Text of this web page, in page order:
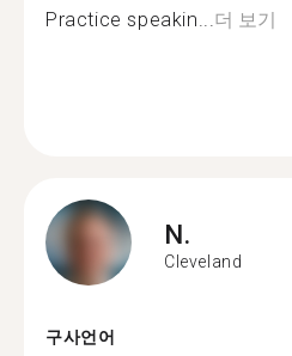
Practice speakin...더 보기
N.
Cleveland
구사언어